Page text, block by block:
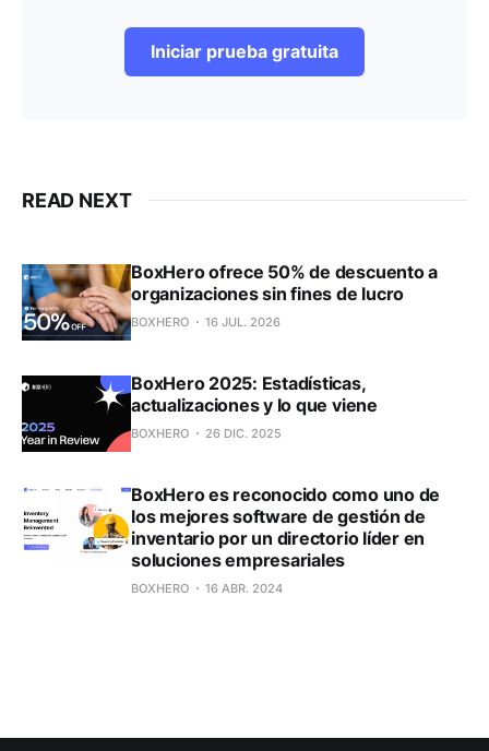
Iniciar prueba gratuita
READ NEXT
BoxHero ofrece 50% de descuento a
organizaciones sin fines de lucro
BOXHERO 16 JUL. 2026
BoxHero 2025: Estadísticas,
actualizaciones y lo que viene
BOXHERO 26 DIC. 2025
BoxHero es reconocido como uno de
los mejores software de gestión de
inventario por un directorio líder en
soluciones empresariales
BOXHERO 16 ABR. 2024